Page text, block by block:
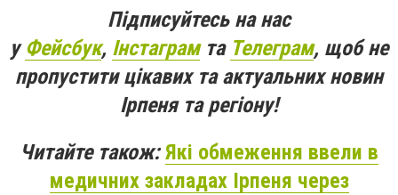
Підписуйтесь на нас
уФейсбук, Інстаграмта Телеграм, щоб не
пропустити цікавих та актуальних новин
Ірпеня та регіону!
Читайте також:Які обмеження ввели в
медичних закладах Ірпеня через